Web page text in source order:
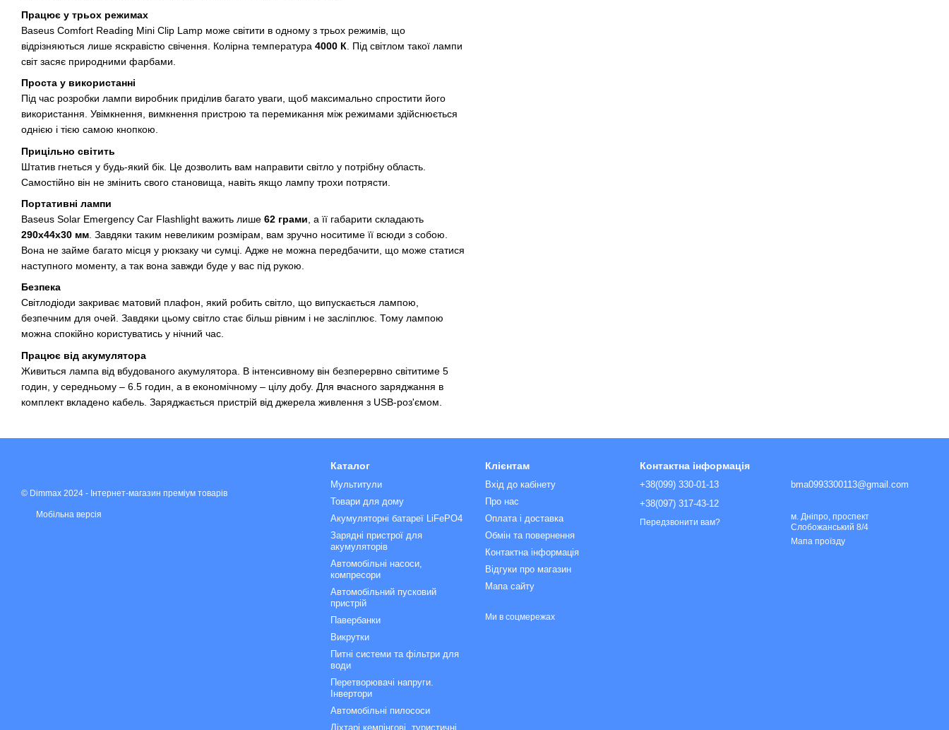
Працює у трьох режимах
Baseus Comfort Reading Mini Clip Lamp може світити в одному з трьох режимів, що
відрізняються лише яскравістю свічення. Колірна температура 4000 К . Під світлом такої лампи
світ засяє природними фарбами.
Проста у використанні
Під час розробки лампи виробник приділив багато уваги, щоб максимально спростити його
використання. Увімкнення, вимкнення пристрою та перемикання між режимами здійснюється
однією і тією самою кнопкою.
Прицільно світить
Штатив гнеться у будь-який бік. Це дозволить вам направити світло у потрібну область.
Самостійно він не змінить свого становища, навіть якщо лампу трохи потрясти.
Портативні лампи
Baseus Solar Emergency Car Flashlight важить лише 62 грами , а її габарити складають
290х44х30 мм . Завдяки таким невеликим розмірам, вам зручно носитиме її всюди з собою.
Вона не займе багато місця у рюкзаку чи сумці. Адже не можна передбачити, що може статися
наступного моменту, а так вона завжди буде у вас під рукою.
Безпека
Світлодіоди закриває матовий плафон, який робить світло, що випускається лампою,
безпечним для очей. Завдяки цьому світло стає більш рівним і не засліплює. Тому лампою
можна спокійно користуватись у нічний час.
Працює від акумулятора
Живиться лампа від вбудованого акумулятора. В інтенсивному він безперервно світитиме 5
годин, у середньому – 6.5 годин, а в економічному – цілу добу. Для вчасного заряджання в
комплект вкладено кабель. Заряджається пристрій від джерела живлення з USB-роз'ємом.
© Dimmax 2024 - Інтернет-магазин преміум товарів
Мобільна версія
Каталог
Мультитули
Товари для дому
Акумуляторні батареї LiFePO4
Зарядні пристрої для
акумуляторів
Автомобільні насоси,
компресори
Автомобільний пусковий
пристрій
Павербанки
Викрутки
Питні системи та фільтри для
води
Перетворювачі напруги.
Інвертори
Автомобільні пилососи
Ліхтарі кемпінгові, туристичні,
Клієнтам
Вхід до кабінету
Про нас
Оплата і доставка
Обмін та повернення
Контактна інформація
Відгуки про магазин
Мапа сайту
Ми в соцмережах
Контактна інформація
+38(099) 330-01-13
+38(097) 317-43-12
Передзвонити вам?
bma0993300113@gmail.com
м. Дніпро, проспект
Слобожанський 8/4
Мапа проїзду